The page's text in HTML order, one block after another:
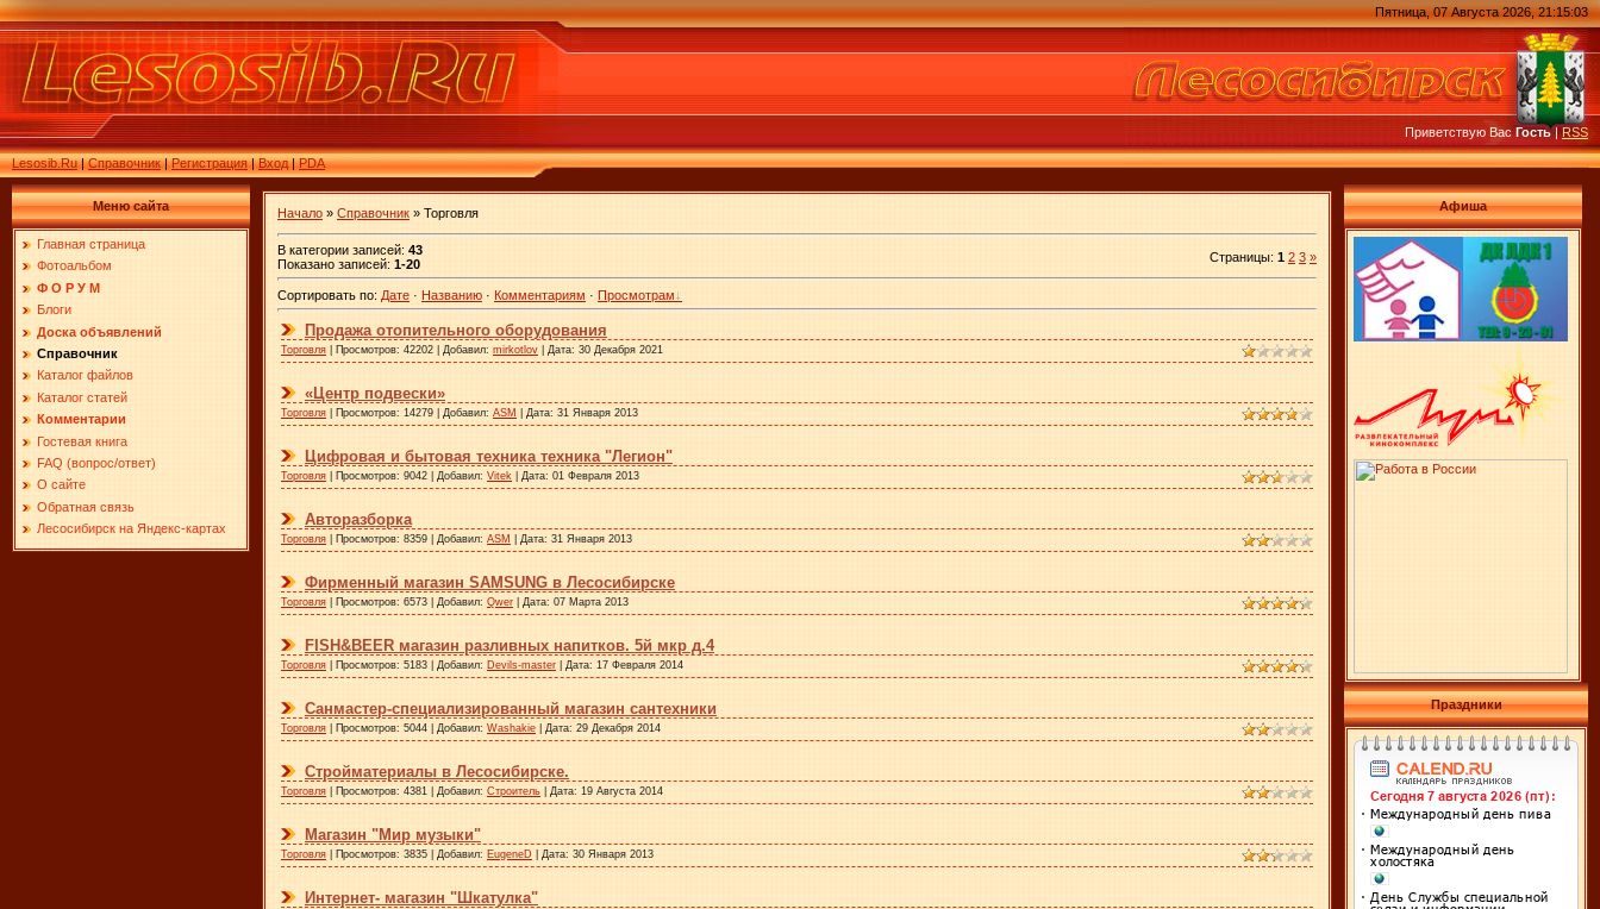
Lesosib.Ru|Справочник|Регистрация|Вход|PDA
Пятница, 07 Августа 2026, 21:15:03
Приветствую ВасГость|RSS
Меню сайта
Главная страница
Фотоальбом
Ф О Р У М
Блоги
Доска объявлений
Справочник
Каталог файлов
Каталог статей
Комментарии
Гостевая книга
FAQ (вопрос/ответ)
О сайте
Обратная связь
Лесосибирск на Яндекс-картах
Начало » Справочник » Торговля
В категории записей: 43
Показано записей: 1-20 Страницы: 1 2 3 »
Сортировать по: Дате · Названию · Комментариям · Просмотрам
Продажа отопительного оборудования
Торговля | Просмотров: 42202 | Добавил: mirkotlov | Дата: 30 Декабря 2021
«Центр подвески»
Торговля | Просмотров: 14279 | Добавил: ASM | Дата: 31 Января 2013
Цифровая и бытовая техника техника "Легион"
Торговля | Просмотров: 9042 | Добавил: Vitek | Дата: 01 Февраля 2013
Авторазборка
Торговля | Просмотров: 8359 | Добавил: ASM | Дата: 31 Января 2013
Фирменный магазин SAMSUNG в Лесосибирске
Торговля | Просмотров: 6573 | Добавил: Qwer | Дата: 07 Марта 2013
FISH&BEER магазин разливных напитков. 5й мкр д.4
Торговля | Просмотров: 5183 | Добавил: Devils-master | Дата: 17 Февраля 2014
Санмастер-специализированный магазин сантехники
Торговля | Просмотров: 5044 | Добавил: Washakie | Дата: 29 Декабря 2014
Стройматериалы в Лесосибирске.
Торговля | Просмотров: 4381 | Добавил: Строитель | Дата: 19 Августа 2014
Магазин "Мир музыки"
Торговля | Просмотров: 3835 | Добавил: EugeneD | Дата: 30 Января 2013
Интернет- магазин "Шкатулка"
Афиша
Праздники